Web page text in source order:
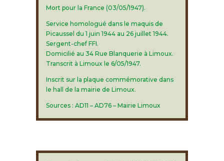
Mort pour la France (03/05/1947).
Service homologué dans le maquis de
Picaussel du 1 juin 1944 au 26 juillet 1944.
Sergent-chef FFI.
Domicilié au 34 Rue Blanquerie à Limoux.
Transcrit à Limoux le 6/05/1947.
Inscrit sur la plaque commémorative dans
le hall de la mairie de Limoux.
Sources : AD11 – AD76 – Mairie Limoux